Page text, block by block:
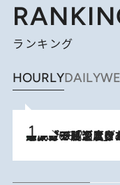
ランキング
HOURLYDAILY
2026.8.7
メントールやエタノールは不使用。ピジョンより、マイルドな冷感成分で肌温度をマイナス3℃まで下げる「ごきげんクール ひんやりアクアミスト」を3名様にプレゼント